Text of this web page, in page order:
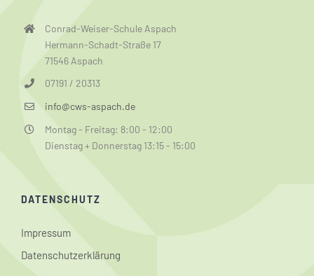
Conrad-Weiser-Schule Aspach
Hermann-Schadt-Straße 17
71546 Aspach
07191 / 20313
info@cws-aspach.de
Montag - Freitag: 8:00 - 12:00
Dienstag + Donnerstag 13:15 - 15:00
DATENSCHUTZ
Impressum
Datenschutzerklärung